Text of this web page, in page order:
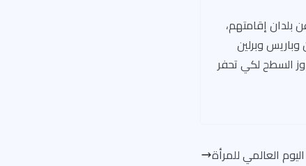
بلدان إقامتهم،
وبرلين
السطح لكي تحفر
العالمي للمرأة